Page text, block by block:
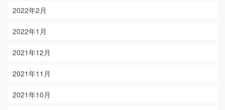
2022年2月
2022年1月
2021年12月
2021年11月
2021年10月